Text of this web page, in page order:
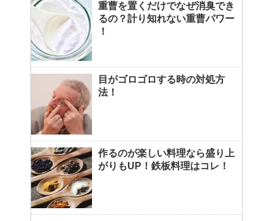
重曹を置くだけでなぜ消臭でき
るの？計り知れない重曹パワー
！
目がゴロゴロする時の対処方
法！
作るのが楽しい料理なら盛り上
がりもUP！鉄板料理はコレ！